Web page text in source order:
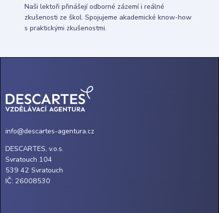
Naši lektoři přinášejí odborné zázemí i reálné
zkušenosti ze škol. Spojujeme akademické know-how
s praktickými zkušenostmi.
info@descartes-agentura.cz
DESCARTES, v.o.s.
Svratouch 104
539 42 Svratouch
IČ: 26008530